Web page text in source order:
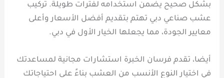
بشكل صحيح يضمن استخدامه لفترات طويلة. تركيب
عشب صناعي دبي تهتم بتقديم أفضل الأسعار وأعلى
معايير الجودة، مما يجعلها الخيار الأول في دبي.
أيضا، تقدم فرسان الخبرة استشارات مجانية لمساعدتك
في اختيار النوع الأنسب من العشب بناءً على احتياجاتك